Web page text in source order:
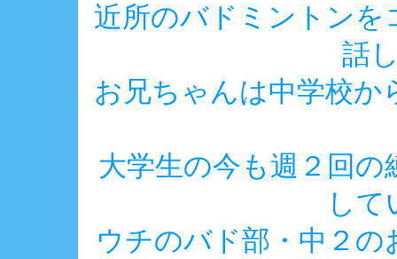
近所のバドミントン
話
お兄ちゃんは中学校
大学生の今も週２回
して
ウチのバド部・中２